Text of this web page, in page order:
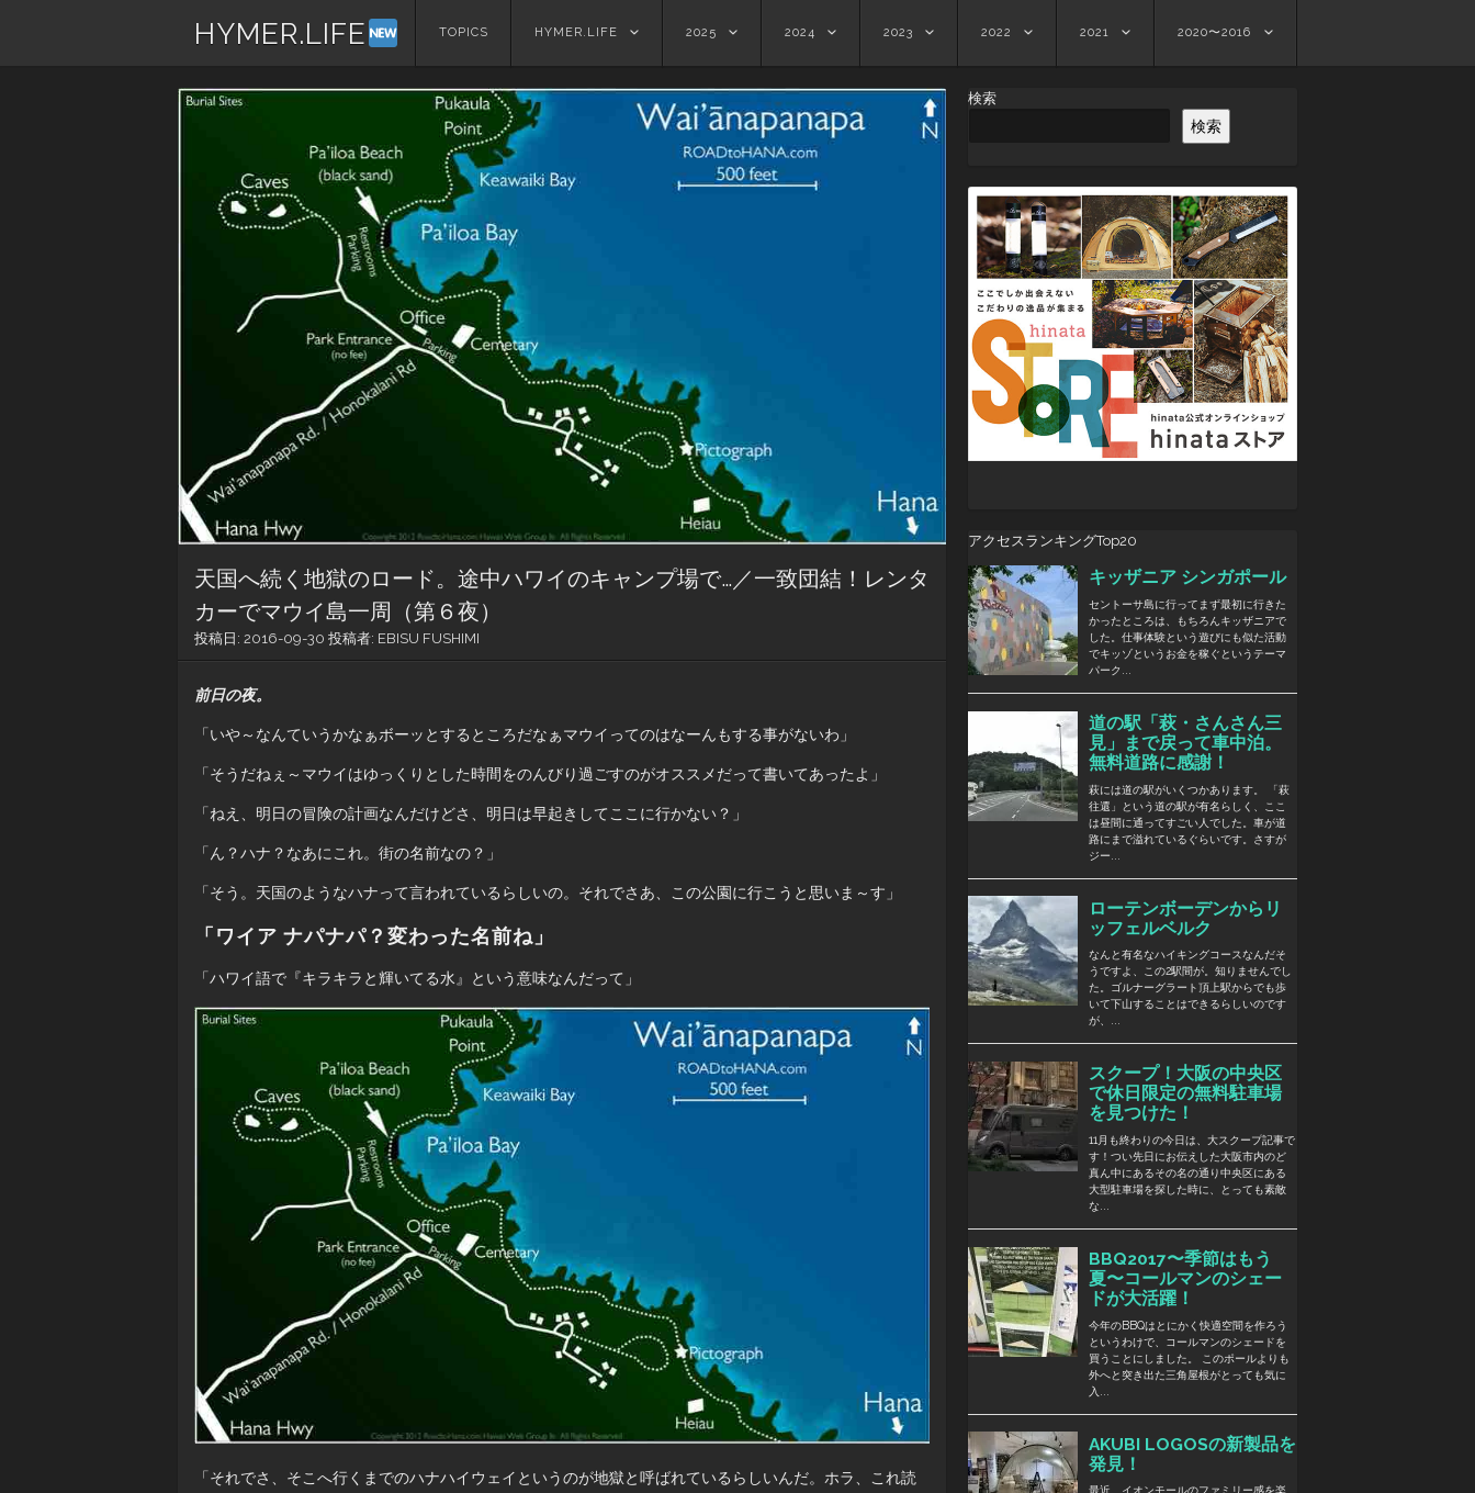
HYMER.LIFE
コ
ン
ツ
へ
ス
キ
ッ
プ
TOPICS HYMER.LIFE 2025 2024 2023 2022 2021 2020〜2016
天国へ続く地獄のロード。途中ハワイのキャンプ場で…／一致団結！レンタ
カーでマウイ島一周（第６夜）
投稿日: 2016-09-30 投稿者: EBISU FUSHIMI
前日の夜。
「いや～なんていうかなぁボーッとするところだなぁマウイってのはなーんもする事がないわ」
「そうだねぇ～マウイはゆっくりとした時間をのんびり過ごすのがオススメだって書いてあったよ」
「ねえ、明日の冒険の計画なんだけどさ、明日は早起きしてここに行かない？」
「ん？ハナ？なあにこれ。街の名前なの？」
「そう。天国のようなハナって言われているらしいの。それでさあ、この公園に行こうと思いま～す」
「ワイア ナパナパ？変わった名前ね」
「ハワイ語で『キラキラと輝いてる水』という意味なんだって」
「それでさ、そこへ行くまでのハナハイウェイというのが地獄と呼ばれているらしいんだ。ホラ、これ読
検索
検索
アクセスランキングTop20